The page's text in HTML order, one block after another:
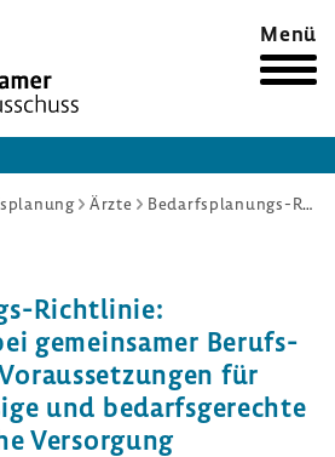
Menü
Ärzte Bedarfsplanungs-Richtlinie: Fachidentität bei gemeinsamer Berufsausübung und Voraussetzungen für eine gleichmäßige und bedarfsgerechte vertragsärztliche Versorgung
​Richtlinie:
gemein­samer Berufs­
für
und bedarfs­ge­rechte
Versor­gung